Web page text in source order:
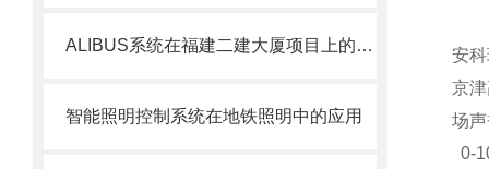
ALIBUS系统在福建二建大厦项目上的应用
智能照明控制系统在地铁照明中的应用
安
京
场
0-